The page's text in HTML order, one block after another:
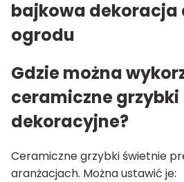
bajkowa dekoracja
ogrodu
Gdzie można
ceramiczne grzybki
dekoracyjne?
Ceramiczne grzybki świetnie
aranżacjach. Można ustawić je: